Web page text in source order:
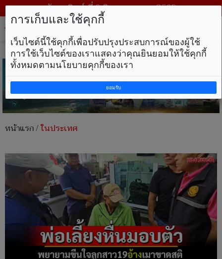
วันอาทิตย์ ที่ 9 สิงหาคม พ.ศ. 2569
หน้าแรก/ในประเทศ
การเก็บและใช้คุกกี้
เว็บไซต์นี้ใช้คุกกี้เพื่อปรับปรุงประสบการณ์ของผู้ใช้
การใช้เว็บไซต์ของเราแสดงว่าคุณยินยอมให้ใช้คุกกี้
ทั้งหมดตามนโยบายคุกกี้ของเรา
ยอมรับ